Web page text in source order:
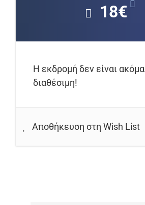
18€
Η εκδρομή δεν είναι ακόμα
διαθέσιμη!
Αποθήκευση στη Wish List